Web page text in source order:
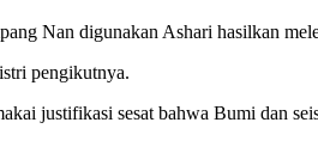
Nan digunakan Ashari hasilkan
pengikutnya.
justifikasi sesat bahwa Bumi dan